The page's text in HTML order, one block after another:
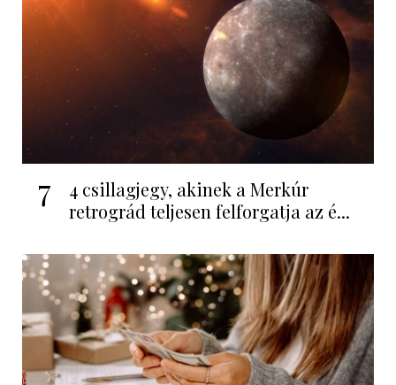
7
4 csillagjegy, akinek a Merkúr
retrográd teljesen felforgatja az é...